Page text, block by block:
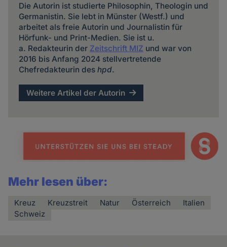
Die Autorin ist studierte Philosophin, Theologin und
Germanistin. Sie lebt in Münster (Westf.) und
arbeitet als freie Autorin und Journalistin für
Hörfunk- und Print-Medien. Sie ist u.
a. Redakteurin der Zeitschrift MIZ und war von
2016 bis Anfang 2024 stellvertretende
Chefredakteurin des hpd.
Weitere Artikel der Autorin
Mehr lesen über:
Kreuz Kreuzstreit Natur Österreich
Italien
Schweiz